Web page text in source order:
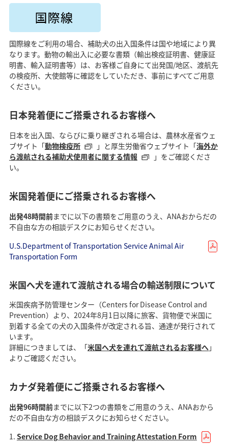
国際線をご利用の場合、補助犬の出入国条件は国や地域により異
なります。動物の輸出入に必要な書類（輸出検疫証明書、健康証
明書、輸入証明書等）は、お客様ご自身にて出発国/地区、渡航先
の検疫所、大使館等に確認をしていただき、事前にすべてご用意
ください。
日本発着便にご搭乗されるお客様へ
日本を出入国、ならびに乗り継ぎされる場合は、農林水産省ウェ
ブサイト「動物検疫所 」と厚生労働省ウェブサイト「海外か
ら渡航される補助犬使用者に関する情報
」をご確認くださ
い。
米国発着便にご搭乗されるお客様へ
出発48時間前までに以下の書類をご用意のうえ、ANAおからだの
不自由な方の相談デスクにお知らせください。
U.S.Department of Transportation Service Animal Air
Transportation Form
米国へ犬を連れて渡航される場合の輸送制限について
米国疾病予防管理センター（Centers for Disease Control and
Prevention）より、2024年8月1日以降に旅客、貨物便で米国に
到着する全ての犬の入国条件が改定される旨、通達が発行されて
います。
詳細につきましては、「米国へ犬を連れて渡航されるお客様へ」
よりご確認ください。
カナダ発着便にご搭乗されるお客様へ
出発96時間前までに以下2つの書類をご用意のうえ、ANAおから
だの不自由な方の相談デスクにお知らせください。
Service Dog Behavior and Training Attestation Form